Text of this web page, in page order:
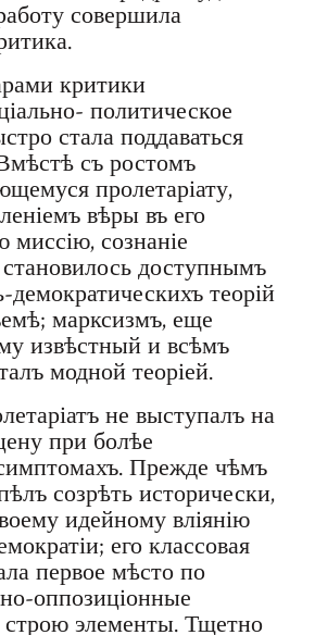
совершила
критики
политическое
стала поддаваться
съ ростомъ
пролетаріату,
вѣры въ его
сознаніе
доступнымъ
демократическихъ теорій
марксизмъ, еще
извѣстный и всѣмъ
модной теоріей.
не выступалъ на
при болѣе
Прежде чѣмъ
созрѣть исторически,
идейному вліянію
его классовая
первое мѣсто по
оппозиціонные
элементы. Тщетно